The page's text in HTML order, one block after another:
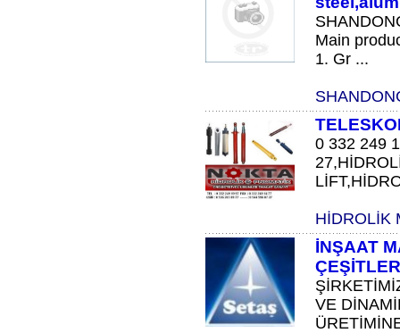
Main
1. Gr ...
0 332 249
HİDROLİK
İNŞAAT
VE